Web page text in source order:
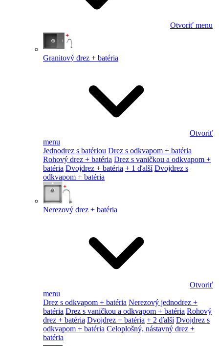
Otvoriť menu
Granitový drez + batéria
Otvoriť
menu
Jednodrez s batériou Drez s odkvapom + batéria
Rohový drez + batéria Drez s vaničkou a odkvapom +
batéria Dvojdrez + batéria + 1 ďalší Dvojdrez s
odkvapom + batéria
Nerezový drez + batéria
Otvoriť
menu
Drez s odkvapom + batéria Nerezový jednodrez +
batéria Drez s vaničkou a odkvapom + batéria Rohový
drez + batéria Dvojdrez + batéria + 2 ďalší Dvojdrez s
odkvapom + batéria Celoplošný, nástavný drez +
batéria